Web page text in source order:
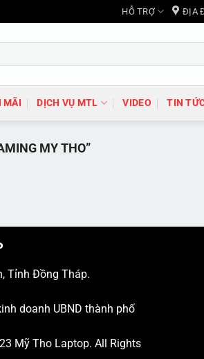
HỖ TRỢ ĐỊA
MÃI DỊCH VỤ MTL VIDEO TIN
MY THO”
Tỉnh Đồng Tháp.
doanh UBND thành phố
Mỹ Tho Laptop. All Rights